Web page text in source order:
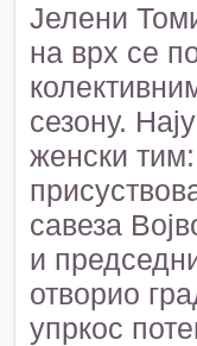
Јелени
на врх се
сезону.
женски
савеза
и
отворио
упркос